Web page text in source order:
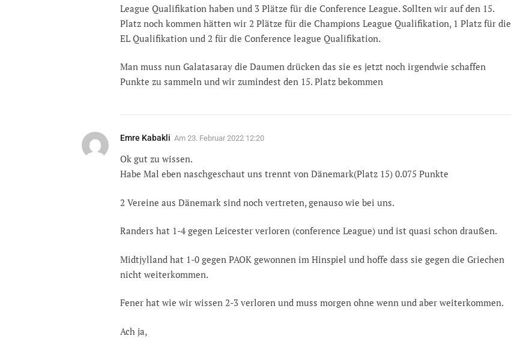
League Qualifikation haben und 3 Plätze für die Conference League. Sollten wir auf den 15.
Platz noch kommen hätten wir 2 Plätze für die Champions League Qualifikation, 1 Platz für die
EL Qualifikation und 2 für die Conference league Qualifikation.
Man muss nun Galatasaray die Daumen drücken das sie es jetzt noch irgendwie schaffen
Punkte zu sammeln und wir zumindest den 15. Platz bekommen
Emre Kabakli Am 23. Februar 2022 12:20
Ok gut zu wissen.
Habe Mal eben naschgeschaut uns trennt von Dänemark(Platz 15) 0.075 Punkte
2 Vereine aus Dänemark sind noch vertreten, genauso wie bei uns.
Randers hat 1-4 gegen Leicester verloren (conference League) und ist quasi schon draußen.
Midtjylland hat 1-0 gegen PAOK gewonnen im Hinspiel und hoffe dass sie gegen die Griechen
nicht weiterkommen.
Fener hat wie wir wissen 2-3 verloren und muss morgen ohne wenn und aber weiterkommen.
Ach ja,